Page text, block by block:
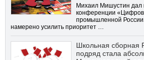
Михаил Мишустин дал
конференции
промышленной
намерено усилить приоритет …
Школьная сборная
подряд стала